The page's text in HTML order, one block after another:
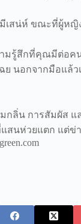
สน่ห์ ขณะที่ผู้หญิ
รู้สึกที่คุณมีต่อคน
ฉย นอกจากมือแ
ลิ่น การสัมผัส
สนห่วยแตก แต่